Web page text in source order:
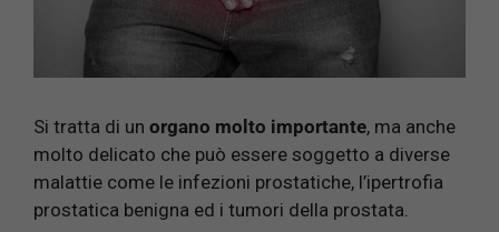
Si tratta di un organo molto importante, ma anche
molto delicato che può essere soggetto a diverse
malattie come le infezioni prostatiche, l’ipertrofia
prostatica benigna ed i tumori della prostata.